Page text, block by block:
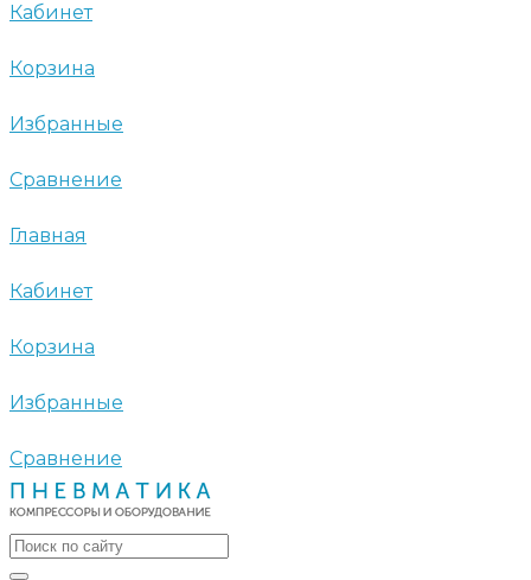
Кабинет
Корзина
Избранные
Сравнение
Главная
Кабинет
Корзина
Избранные
Сравнение